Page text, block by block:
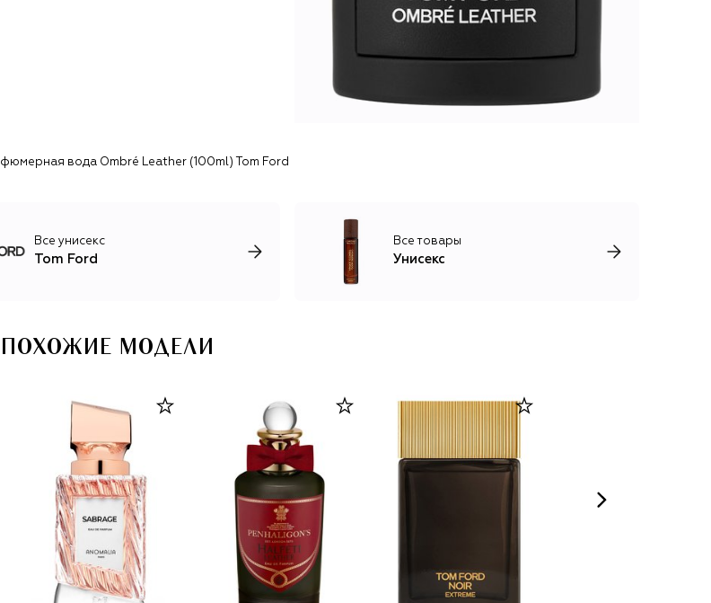
платьями и предметами одежды,
Том Форд отошел от создания коллекций
вода Ombré Leather (100ml) Tom Ford
Все унисекс
Tom Ford
Все товары
Унисекс
ПОХОЖИЕ МОДЕЛИ